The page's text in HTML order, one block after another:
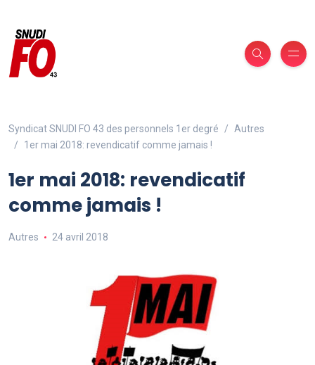
Syndicat SNUDI FO 43 des personnels 1er degré
Autres
1er mai 2018: revendicatif comme jamais !
1er mai 2018: revendicatif
comme jamais !
Autres 24 avril 2018